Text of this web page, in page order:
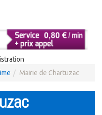
Mairie de Chartuzac